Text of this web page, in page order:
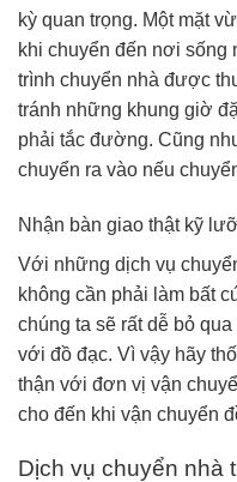
kỳ quan trọng. Một mặt
khi chuyển đến nơi sống
trình chuyển nhà được
tránh những khung giờ
phải tắc đường. Cũng
chuyển ra vào nếu
Nhận bàn giao thật kỹ
Với những dịch vụ
không cần phải làm bất
chúng ta sẽ rất dễ bỏ
với đồ đạc. Vì vậy hãy
thận với đơn vị vận
cho đến khi vận chuyển
Dịch vụ chuyển nhà